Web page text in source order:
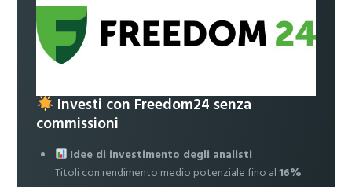
Investi con Freedom24 senza
commissioni
Idee di investimento degli analisti
Titoli con rendimento medio potenziale fino al16%